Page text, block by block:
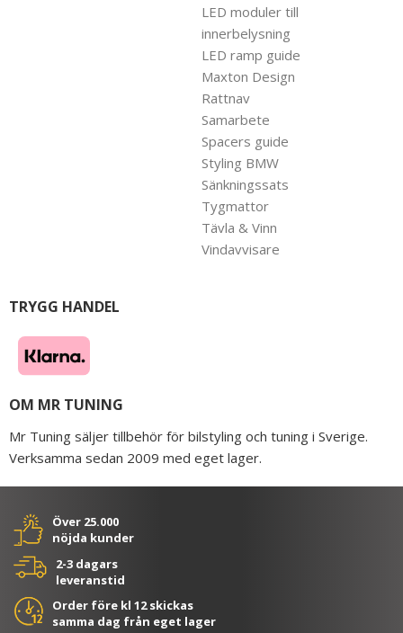
LED moduler till
innerbelysning
LED ramp guide
Maxton Design
Rattnav
Samarbete
Spacers guide
Styling BMW
Sänkningssats
Tygmattor
Tävla & Vinn
Vindavvisare
TRYGG HANDEL
OM MR TUNING
Mr Tuning säljer tillbehör för bilstyling och tuning i Sverige.
Verksamma sedan 2009 med eget lager.
Över 25.000
nöjda kunder
2-3 dagars
leveranstid
Order före kl 12 skickas
samma dag från eget lager